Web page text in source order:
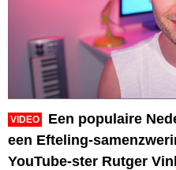
VIDEO
Een populaire
een Efteling-
YouTube-ster Rutger